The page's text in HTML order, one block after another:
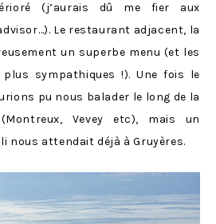
(j’aurais dû me fier aux
Le restaurant adjacent, la
un superbe menu (et les
sympathiques !). Une fois le
pu nous balader le long de la
Vevey etc), mais un
nous attendait déjà à Gruyères.